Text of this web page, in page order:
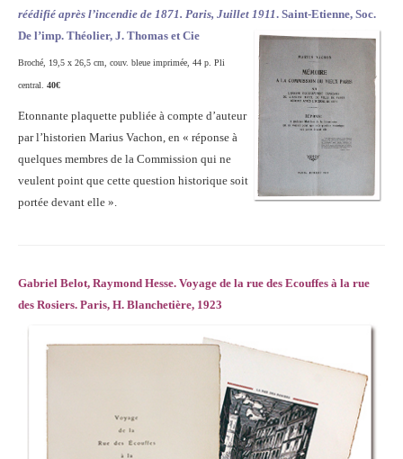
réédifié après l’incendie de 1871. Paris, Juillet 1911. Saint-Etienne, Soc.
De l’imp. Théolier, J. Thomas et Cie
Broché, 19,5 x 26,5 cm, couv. bleue imprimée, 44 p. Pli
central. 40€
Etonnante plaquette publiée à compte d’auteur
par l’historien Marius Vachon, en « réponse à
quelques membres de la Commission qui ne
veulent point que cette question historique soit
portée devant elle ».
Gabriel Belot, Raymond Hesse. Voyage de la rue des Ecouffes à la rue
des Rosiers. Paris, H. Blanchetière, 1923